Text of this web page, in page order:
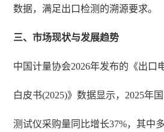
数据，满足出口检测的溯源要求。
三、市场现状与发展趋势
中国计量协会2026年发布的《出口
白皮书(2025)》数据显示，2025年
测试仪采购量同比增长37%，其中